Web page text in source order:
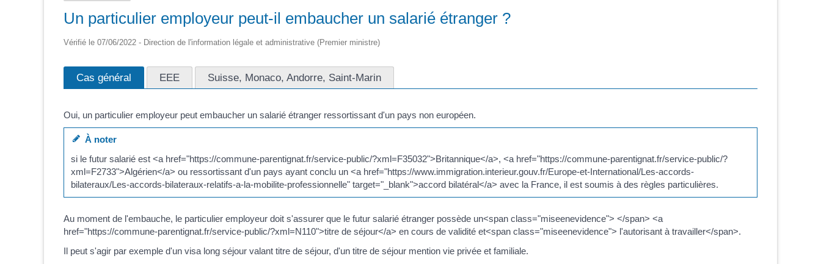
Un particulier employeur peut-il embaucher un salarié étranger ?
Vérifié le 07/06/2022 - Direction de l'information légale et administrative (Premier ministre)
Cas général EEE Suisse, Monaco, Andorre, Saint-Marin
Oui, un particulier employeur peut embaucher un salarié étranger ressortissant d'un pays non européen.
À noter
si le futur salarié est <a href="https://commune-parentignat.fr/service-public/?xml=F35032">Britannique</a>, <a href="https://commune-parentignat.fr/service-public/?
xml=F2733">Algérien</a> ou ressortissant d'un pays ayant conclu un <a href="https://www.immigration.interieur.gouv.fr/Europe-et-International/Les-accords-
bilateraux/Les-accords-bilateraux-relatifs-a-la-mobilite-professionnelle" target="_blank">accord bilatéral</a> avec la France, il est soumis à des règles particulières.
Au moment de l'embauche, le particulier employeur doit s'assurer que le futur salarié étranger possède un<span class="miseenevidence"> </span> <a
href="https://commune-parentignat.fr/service-public/?xml=N110">titre de séjour</a> en cours de validité et<span class="miseenevidence"> l'autorisant à travailler</span>.
Il peut s'agir par exemple d'un visa long séjour valant titre de séjour, d'un titre de séjour mention vie privée et familiale.